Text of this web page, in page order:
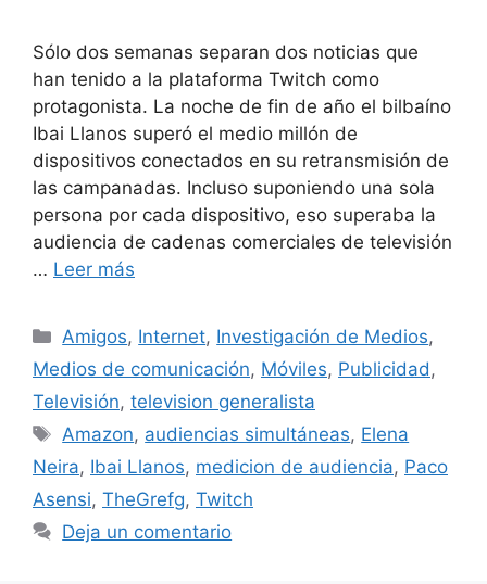
Sólo dos semanas separan dos noticias que
han tenido a la plataforma Twitch como
protagonista. La noche de fin de año el bilbaíno
Ibai Llanos superó el medio millón de
dispositivos conectados en su retransmisión de
las campanadas. Incluso suponiendo una sola
persona por cada dispositivo, eso superaba la
audiencia de cadenas comerciales de televisión
… Leer más
Categorías
Amigos, Internet, Investigación de Medios,
Medios de comunicación, Móviles, Publicidad,
Televisión, television generalista
Etiquetas
Amazon, audiencias simultáneas, Elena
Neira, Ibai Llanos, medicion de audiencia, Paco
Asensi, TheGrefg, Twitch
Deja un comentario